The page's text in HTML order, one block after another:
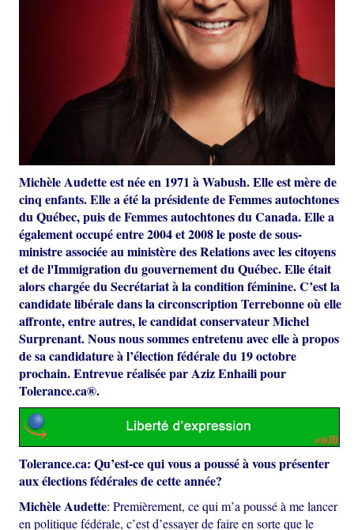
Michèle Audette est née en 1971 à Wabush. Elle est mère de
cinq enfants. Elle a été la présidente de Femmes autochtones
du Québec, puis de Femmes autochtones du Canada. Elle a
également occupé entre 2004 et 2008 le poste de sous-
ministre associée au ministère des Relations avec les citoyens
et de l'Immigration du gouvernement du Québec. Elle était
alors chargée du Secrétariat à la condition féminine. C’est la
candidate libérale dans la circonscription Terrebonne où elle
affronte, entre autres, le candidat conservateur Michel
Surprenant.Nous nous sommes entretenu avec elle à propos
de sa candidature à l’élection fédérale du 19 octobre
prochain. Entrevue réalisée par Aziz Enhaili pour
Tolerance.ca®.
Tolerance.ca:Qu’est-ce qui vous a poussé à vous présenter
aux élections fédérales de cette année?
Michèle Audette: Premièrement, ce qui m’a poussé à me lancer
en politique fédérale, c’est d’essayer de faire en sorte que le